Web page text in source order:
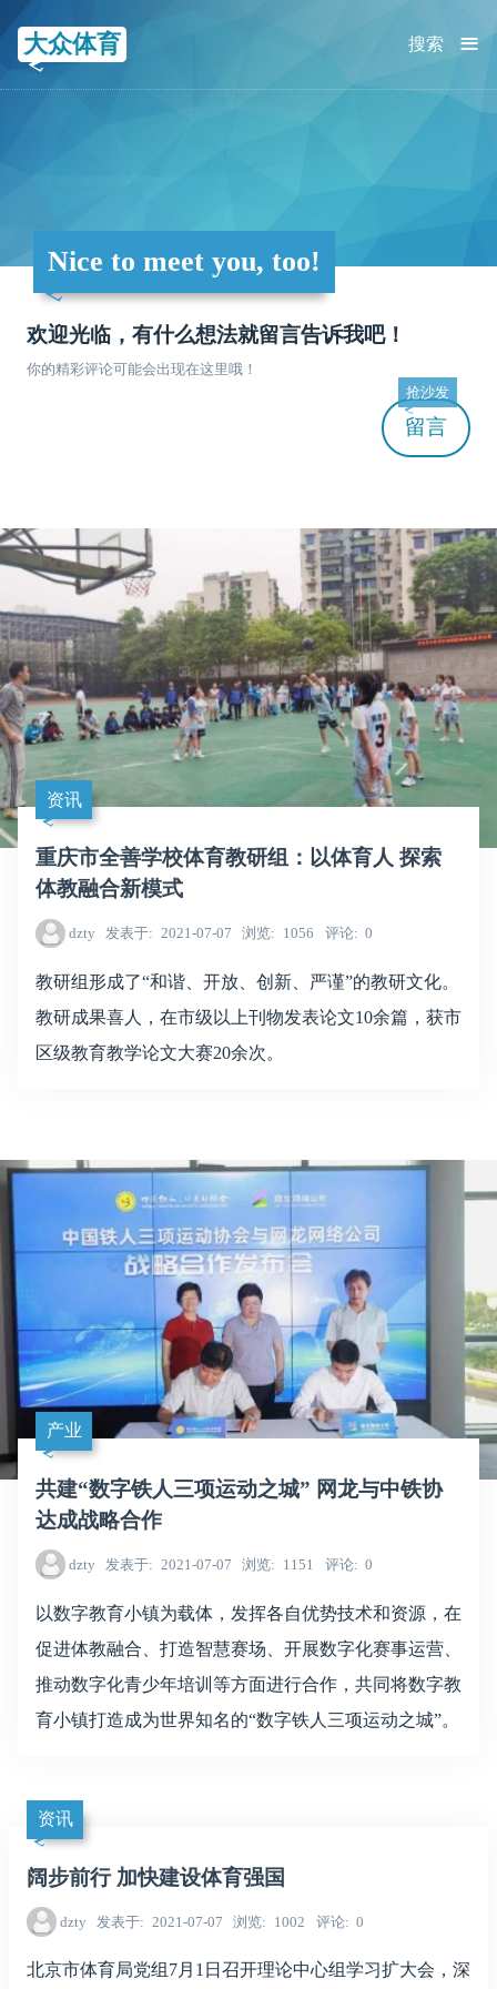
大众体育 ≡
搜索
Nice to meet you, too!
欢迎光临，有什么想法就留言告诉我吧！
你的精彩评论可能会出现在这里哦！
留言
抢沙发
资讯
重庆市全善学校体育教研组：以体育人 探索
体教融合新模式
dzty 发表于 2021-07-07 浏览 1056 评论 0
教研组形成了“和谐、开放、创新、严谨”的教研文化。
教研成果喜人，在市级以上刊物发表论文10余篇，获市
区级教育教学论文大赛20余次。
产业
共建“数字铁人三项运动之城” 网龙与中铁协
达成战略合作
dzty 发表于 2021-07-07 浏览 1151 评论 0
以数字教育小镇为载体，发挥各自优势技术和资源，在
促进体教融合、打造智慧赛场、开展数字化赛事运营、
推动数字化青少年培训等方面进行合作，共同将数字教
育小镇打造成为世界知名的“数字铁人三项运动之城”。
资讯
阔步前行 加快建设体育强国
dzty 发表于 2021-07-07 浏览 1002 评论 0
北京市体育局党组7月1日召开理论中心组学习扩大会，深